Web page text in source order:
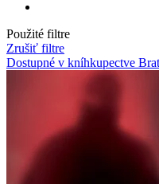
Použité filtre
Zrušiť filtre
Dostupné v kníhkupectve